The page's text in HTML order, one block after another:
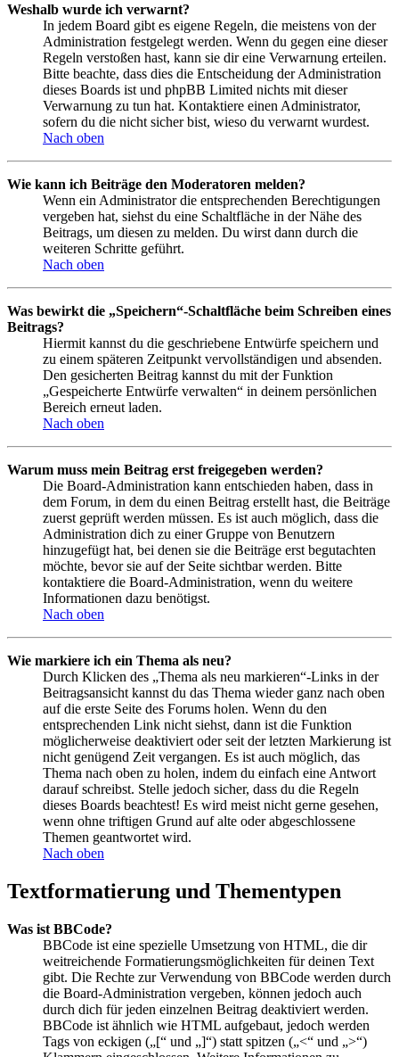
Weshalb wurde ich verwarnt?
In jedem Board gibt es eigene Regeln, die meistens von der
Administration festgelegt werden. Wenn du gegen eine dieser
Regeln verstoßen hast, kann sie dir eine Verwarnung erteilen.
Bitte beachte, dass dies die Entscheidung der Administration
dieses Boards ist und phpBB Limited nichts mit dieser
Verwarnung zu tun hat. Kontaktiere einen Administrator,
sofern du die nicht sicher bist, wieso du verwarnt wurdest.
Nach oben
Wie kann ich Beiträge den Moderatoren melden?
Wenn ein Administrator die entsprechenden Berechtigungen
vergeben hat, siehst du eine Schaltfläche in der Nähe des
Beitrags, um diesen zu melden. Du wirst dann durch die
weiteren Schritte geführt.
Nach oben
Was bewirkt die „Speichern“-Schaltfläche beim Schreiben eines
Beitrags?
Hiermit kannst du die geschriebene Entwürfe speichern und
zu einem späteren Zeitpunkt vervollständigen und absenden.
Den gesicherten Beitrag kannst du mit der Funktion
„Gespeicherte Entwürfe verwalten“ in deinem persönlichen
Bereich erneut laden.
Nach oben
Warum muss mein Beitrag erst freigegeben werden?
Die Board-Administration kann entschieden haben, dass in
dem Forum, in dem du einen Beitrag erstellt hast, die Beiträge
zuerst geprüft werden müssen. Es ist auch möglich, dass die
Administration dich zu einer Gruppe von Benutzern
hinzugefügt hat, bei denen sie die Beiträge erst begutachten
möchte, bevor sie auf der Seite sichtbar werden. Bitte
kontaktiere die Board-Administration, wenn du weitere
Informationen dazu benötigst.
Nach oben
Wie markiere ich ein Thema als neu?
Durch Klicken des „Thema als neu markieren“-Links in der
Beitragsansicht kannst du das Thema wieder ganz nach oben
auf die erste Seite des Forums holen. Wenn du den
entsprechenden Link nicht siehst, dann ist die Funktion
möglicherweise deaktiviert oder seit der letzten Markierung ist
nicht genügend Zeit vergangen. Es ist auch möglich, das
Thema nach oben zu holen, indem du einfach eine Antwort
darauf schreibst. Stelle jedoch sicher, dass du die Regeln
dieses Boards beachtest! Es wird meist nicht gerne gesehen,
wenn ohne triftigen Grund auf alte oder abgeschlossene
Themen geantwortet wird.
Nach oben
Textformatierung und Thementypen
Was ist BBCode?
BBCode ist eine spezielle Umsetzung von HTML, die dir
weitreichende Formatierungsmöglichkeiten für deinen Text
gibt. Die Rechte zur Verwendung von BBCode werden durch
die Board-Administration vergeben, können jedoch auch
durch dich für jeden einzelnen Beitrag deaktiviert werden.
BBCode ist ähnlich wie HTML aufgebaut, jedoch werden
Tags von eckigen („[“ und „]“) statt spitzen („<“ und „>“)